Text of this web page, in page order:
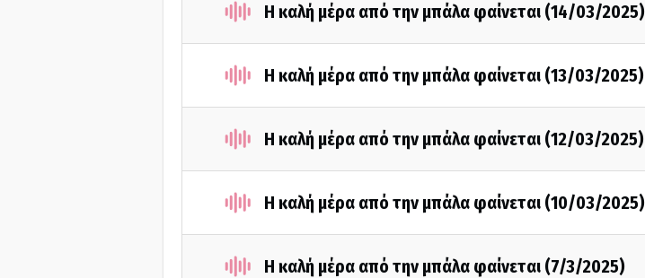
Η καλή μέρα από την μπάλα φαίνεται (14/03/2025)
Η καλή μέρα από την μπάλα φαίνεται (13/03/2025)
Η καλή μέρα από την μπάλα φαίνεται (12/03/2025)
Η καλή μέρα από την μπάλα φαίνεται (10/03/2025)
Η καλή μέρα από την μπάλα φαίνεται (7/3/2025)